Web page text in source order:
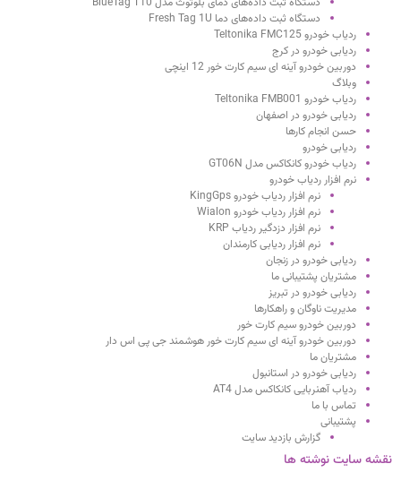
دستگاه ثبت داده‌های دما Fresh Tag 1U
ردیاب خودرو Teltonika FMC125
ردیابی خودرو در کرج
دوربین خودرو آینه ای سیم کارت خور 12 اینچی
وبلاگ
ردیاب خودرو Teltonika FMB001
ردیابی خودرو در اصفهان
حسن انجام کارها
ردیابی خودرو
ردیاب خودرو کانکاکس مدل GT06N
نرم افزار ردیاب خودرو
نرم افزار ردیاب خودرو KingGps
نرم افزار ردیاب خودرو Wialon
نرم افزار دزدگیر ردیاب KRP
نرم افزار ردیابی کارمندان
ردیابی خودرو در زنجان
مشتریان پشتیبانی ما
ردیابی خودرو در تبریز
مدیریت ناوگان و راهکارها
دوربین خودرو سیم کارت خور
دوربین خودرو آینه ای سیم کارت خور هوشمند جی پی اس دار
مشتریان ما
ردیابی خودرو در استانبول
ردیاب آهنربایی کانکاکس مدل AT4
تماس با ما
پشتیبانی
گزارش بازدید سایت
نقشه سایت نوشته ها